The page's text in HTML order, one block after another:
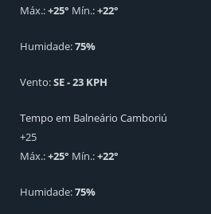
Máx.:+25° Mín.:+22°
Humidade:75%
Vento:SE - 23 KPH
Tempo em Balneário Camboriú
+25
Máx.:+25° Mín.:+22°
Humidade:75%